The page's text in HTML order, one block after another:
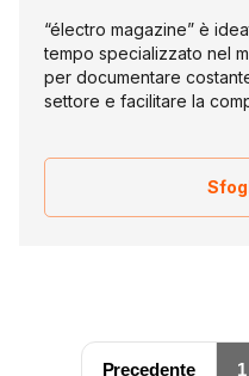
“électro magazine” è
tempo specializzato nel
per documentare
settore e facilitare la
Precedente 1